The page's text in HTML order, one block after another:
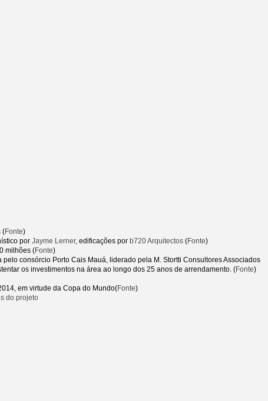
(Fonte)
por Jayme Lerner, edificações por b720 Arquitectos (Fonte)
milhões (Fonte)
pelo consórcio Porto Cais Mauá, liderado pela M. Stortti Consultores Associados
os investimentos na área ao longo dos 25 anos de arrendamento. (Fonte)
em virtude da Copa do Mundo(Fonte)
do projeto